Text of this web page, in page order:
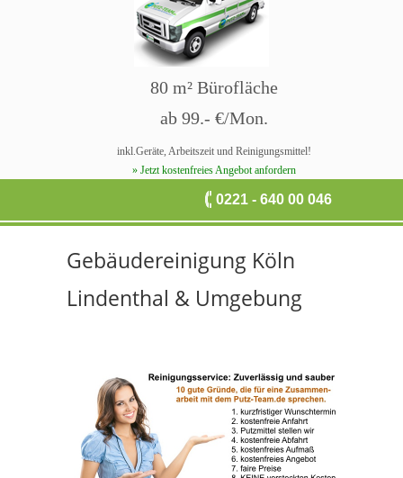
80 m² Bürofläche
ab 99.- €/Mon.
inkl.Geräte, Arbeitszeit und Reinigungsmittel!
» Jetzt kostenfreies Angebot anfordern
0221 - 640 00 046
Gebäudereinigung Köln
Lindenthal & Umgebung